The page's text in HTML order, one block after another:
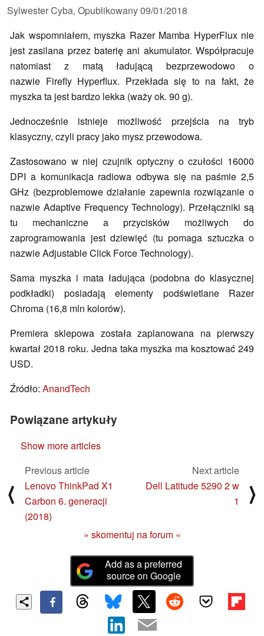
Sylwester Cyba, Opublikowany09/01/2018
Jak wspomniałem, myszka Razer Mamba HyperFlux nie
jest zasilana przez baterię ani akumulator. Współpracuje
natomiast z matą ładującą bezprzewodowo o
nazwie Firefly Hyperflux. Przekłada się to na fakt, że
myszka ta jest bardzo lekka (waży ok. 90 g).
Jednocześnie istnieje możliwość przejścia na tryb
klasyczny, czyli pracy jako mysz przewodowa.
Zastosowano w niej czujnik optyczny o czułości 16000
DPI a komunikacja radiowa odbywa się na paśmie 2,5
GHz (bezproblemowe działanie zapewnia rozwiązanie o
nazwie Adaptive Frequency Technology). Przełączniki są
tu mechaniczne a przycisków możliwych do
zaprogramowania jest dziewięć (tu pomaga sztuczka o
nazwie Adjustable Click Force Technology).
Sama myszka i mata ładująca (podobna do klasycznej
podkładki) posiadają elementy podświetlane Razer
Chroma (16,8 mln kolorów).
Premiera sklepowa została zaplanowana na pierwszy
kwartał 2018 roku. Jedna taka myszka ma kosztować 249
USD.
Źródło: AnandTech
Powiązane artykuły
Show more articles
⟨
Previous article
Lenovo ThinkPad X1
Carbon 6. generacji
(2018)
Next article
Dell Latitude 5290 2 w
1
⟩
» skomentuj na forum «
Add as a preferred
source on Google